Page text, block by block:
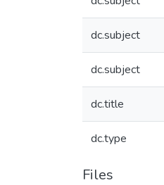
dc.subject
dc.subject
dc.title
dc.type
Files